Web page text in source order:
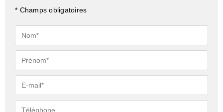
* Champs obligatoires
Nom*
Prénom*
E-
mail*
Téléphone